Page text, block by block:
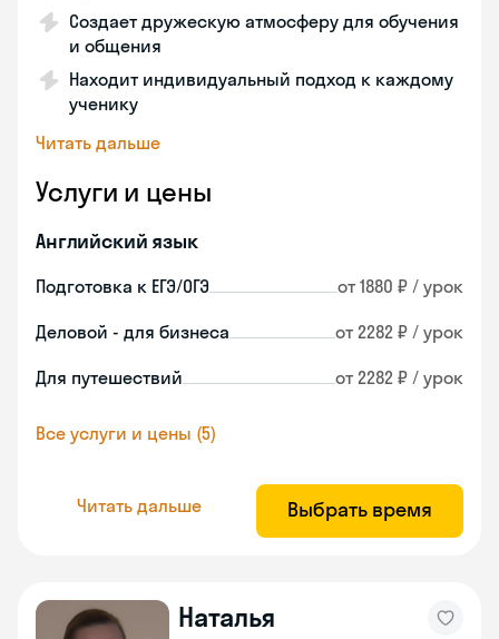
Создает дружескую атмосферу для обучения
и общения
Находит индивидуальный подход к каждому
ученику
Читать дальше
Услуги и цены
Английский язык
Подготовка к ЕГЭ/ОГЭ от 1880 ₽ / урок
Деловой - для бизнеса от 2282 ₽ / урок
Для путешествий от 2282 ₽ / урок
Все услуги и цены (5)
Читать дальше Выбрать время
Наталья